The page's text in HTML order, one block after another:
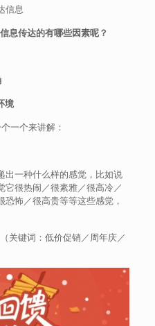
信息
息传达的有哪些因素呢？
境
一个来讲解：
出一种什么样的感觉，比如说
它很热闹／很素雅／很高冷／
怖／很高贵等等这些感觉，
（关键词：低价促销／周年庆／